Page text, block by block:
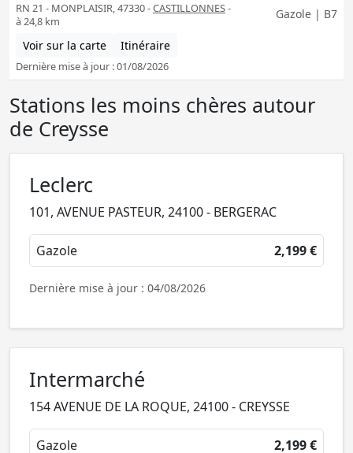
RN 21 - MONPLAISIR, 47330 -CASTILLONNES-
à 24,8 km
Voir sur la carte Itinéraire
Dernière mise à jour : 01/08/2026
Gazole | B7
Stations les moins chères autour
de Creysse
Leclerc
101, AVENUE PASTEUR, 24100 - BERGERAC
Gazole 2,199 €
Dernière mise à jour : 04/08/2026
Intermarché
154 AVENUE DE LA ROQUE, 24100 - CREYSSE
Gazole 2,199 €